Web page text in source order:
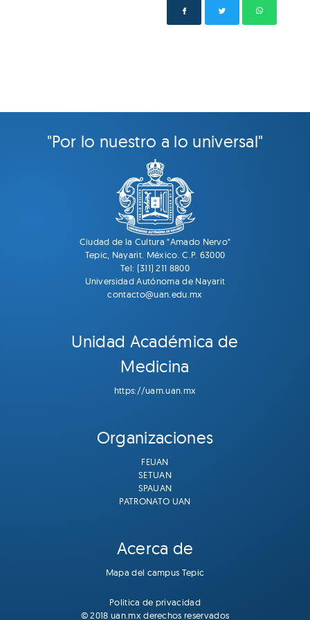
"Por lo nuestro a lo universal"
Ciudad de la Cultura "Amado Nervo"
Tepic, Nayarit. México. C.P. 63000
Tel: (311) 211 8800
Universidad Autónoma de Nayarit
contacto@uan.edu.mx
Unidad Académica de
Medicina
https://uam.uan.mx
Organizaciones
FEUAN
SETUAN
SPAUAN
PATRONATO UAN
Acerca de
Mapa del campus Tepic
Politica de privacidad
© 2018 uan.mx derechos reservados